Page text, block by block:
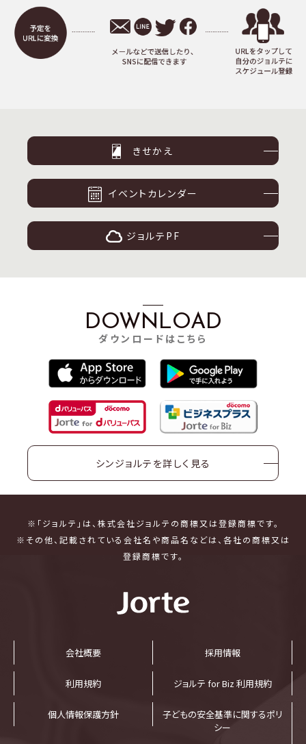
きせかえ
イベントカレンダー
ジョルテPF
DOWNLOAD
ダウンロードはこちら
シンジョルテを詳しく見る
※「ジョルテ」は、株式会社ジョルテの商標又は登録商標です。
※その他、記載されている会社名や商品名などは、各社の商標又は
登録商標です。
会社概要 採⽤情報
利⽤規約 ジョルテ for Biz 利⽤規約
個⼈情報保護⽅針
子どもの安全基準に関するポリ
シー